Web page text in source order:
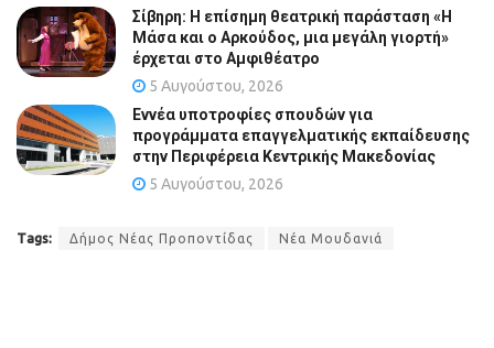
Σίβηρη: Η επίσημη θεατρική παράσταση «Η
Μάσα και ο Αρκούδος, μια μεγάλη γιορτή»
έρχεται στο Αμφιθέατρο
5 Αυγούστου, 2026
Εννέα υποτροφίες σπουδών για
προγράμματα επαγγελματικής εκπαίδευσης
στην Περιφέρεια Κεντρικής Μακεδονίας
5 Αυγούστου, 2026
Tags: Δήμος Νέας Προποντίδας Νέα Μουδανιά